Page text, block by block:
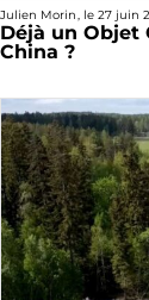
Julien Morin, le 27 juin
Déjà un Objet
China ?